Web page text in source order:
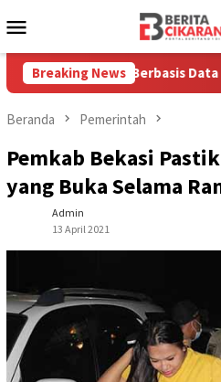
ke
Mobile
Breaking News
Solusi Berbasis Data
Beranda Pemerintah
Pemkab Bekasi
yang Buka Selama
Admin
13 April 2021